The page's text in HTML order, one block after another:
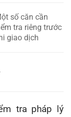
số căn cần
tra riêng trước
giao dịch
tra pháp lý